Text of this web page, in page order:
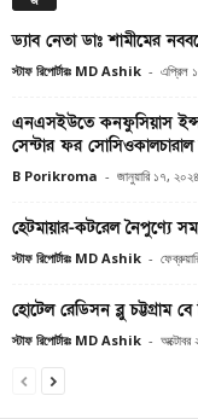
ড্যাব নেতা ডাঃ শামীমের
স্টাফ রিপোর্টারঃ MD Ashik - এপ্রিল
এনএসইউতে কনফুসিয়াস
সেন্টার ফর সোসিওকালচারাল
B Porikroma - জানুয়ারি ১৭, ২০২৪
হেটমায়ার-কটরেল নৈপুণ্যে
স্টাফ রিপোর্টারঃ MD Ashik -
হোটেল রেডিসন ব্লু চট্টগ্রাম
স্টাফ রিপোর্টারঃ MD Ashik -